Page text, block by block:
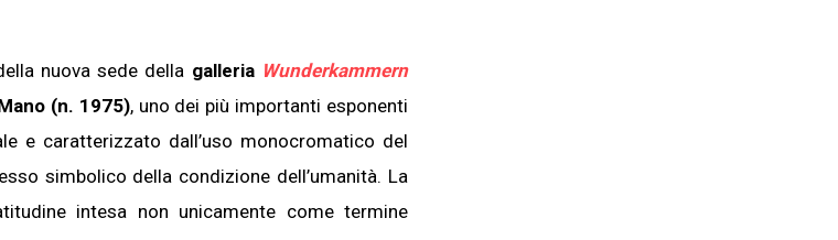
nuova sede della galleria Wunderkammern
(n. 1975), uno dei più importanti esponenti
e caratterizzato dall’uso monocromatico del
simbolico della condizione dell’umanità. La
intesa non unicamente come termine